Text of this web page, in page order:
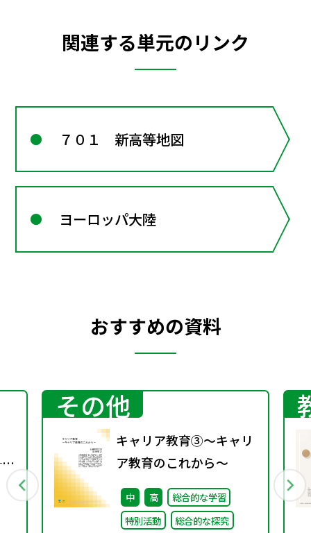
関連する単元のリンク
７０１ 新高等地図
ヨーロッパ大陸
おすすめの資料
その他
キャリア教育③～キャリ
ア教育のこれから～
中 高
総合的な学習
特別活動
総合的な探究